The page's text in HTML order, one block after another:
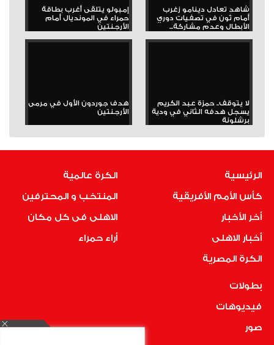
شاهد تعادل دينامو زغرب
أمام ثون في تصفيات دوري
الأبطال وعدم مشاركة...
إمبولو يتلقى أغرب بطاقة
حمراء في المونديال أمام
الأرجنتين
لا يتوقف.. حمزة عبد الكريم
يسجل هدفه الثاني في ودية
برشلونة
هدف جوردون الأول في مرمى
الأرجنتين
الرئيسية
كأس الأمم الأفريقية
أخر الأخبار
أخبار الاهلى
الكرة المصرية
الكرة عالمية
المنتخب و المحترفين
الاهلى فى كل مكان
أراء حمراء
بطولات
فيديوهات
صور